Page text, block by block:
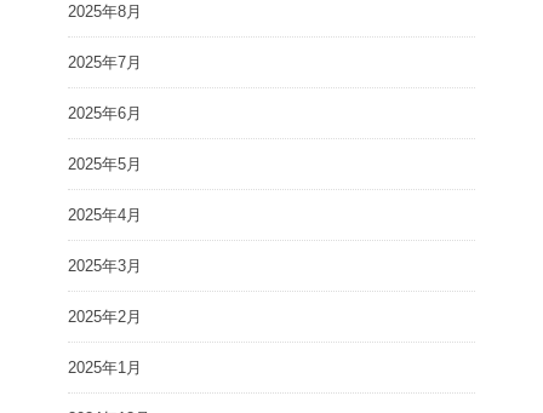
2025年8月
2025年7月
2025年6月
2025年5月
2025年4月
2025年3月
2025年2月
2025年1月